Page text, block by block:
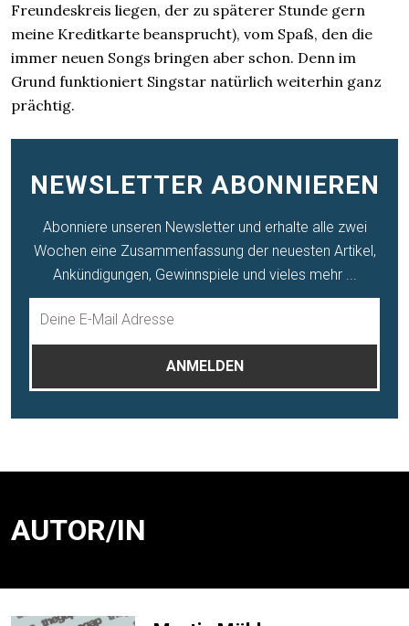
Freundeskreis liegen, der zu späterer Stunde gern
meine Kreditkarte beansprucht), vom Spaß, den die
immer neuen Songs bringen aber schon. Denn im
Grund funktioniert Singstar natürlich weiterhin ganz
prächtig.
NEWSLETTER ABONNIEREN
Abonniere unseren Newsletter und erhalte alle zwei
Wochen eine Zusammenfassung der neuesten Artikel,
Ankündigungen, Gewinnspiele und vieles mehr ...
AUTOR/IN